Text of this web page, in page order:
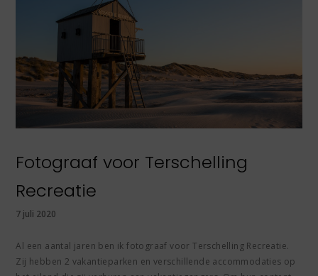
Fotograaf voor Terschelling
Recreatie
7 juli 2020
Al een aantal jaren ben ik fotograaf voor Terschelling Recreatie.
Zij hebben 2 vakantieparken en verschillende accommodaties op